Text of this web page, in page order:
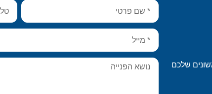
שלכם